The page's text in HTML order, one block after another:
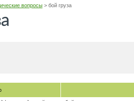
вопросы> бой груза